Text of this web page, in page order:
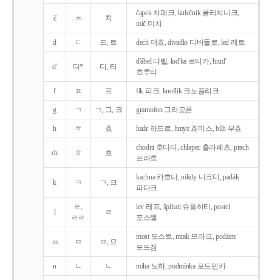
č ㅊ 치
čapek 차페크, kulečnik 쿨레치니크,
míč 미치
d ㄷ 드, 트 dech 데흐, divadlo 디바들로, led 레트
d' 디* 디, 티
d'ábel 댜벨, lod'ka 로티카, hrud'
흐루티
f ㅍ 프 fík 피크, knoflík 크노플리크
g ㄱ ㄱ, 그, 크 gramofon 그라모폰
h ㅎ 흐 hadr 하드르, hmyz 흐미스, bůh 부흐
ch ㅎ 흐
choditi 호디티, chlapec 흘라페츠, prach
프라흐
k ㅋ ㄱ, 크
kachna 카흐나, nikdy 니크디, padák
파다크
l
ㄹ,
ㄹㄹ
ㄹ
lev 레프, šplhati 슈플하티, postel
포스텔
m ㅁ ㅁ, 므
most 모스트, mrak 므라크, podzim
포드짐
n ㄴ ㄴ noha 노하, podmínka 포드민카